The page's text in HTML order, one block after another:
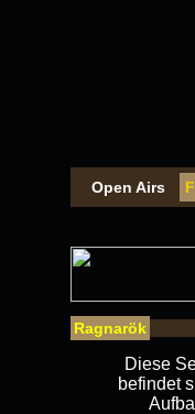
Open Airs
Ragnarök
Diese
befindet